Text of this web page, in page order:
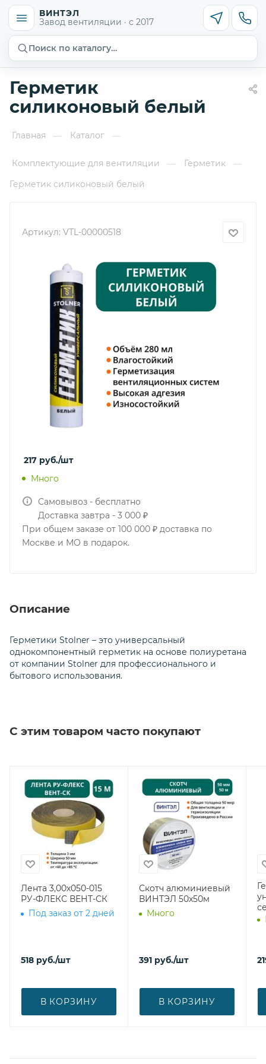
ВИНТЭЛ
Завод вентиляции · с 2017
Поиск по каталогу…
Герметик
силиконовый белый
Главная — Каталог —
Комплектующие для вентиляции — Герметик
—
Герметик силиконовый белый
Артикул: VTL-00000518
217 руб./шт
Много
Самовывоз - бесплатно
Доставка завтра - 3 000 ₽
При общем заказе от 100 000 ₽ доставка по
Москве и МО в подарок.
Описание
Герметики Stolner – это универсальный
однокомпонентный герметик на основе полиуретана
от компании Stolner для профессионального и
бытового использования.
С этим товаром часто покупают
Лента 3,00х050-015
РУ-ФЛЕКС ВЕНТ-СК
Под заказ от 2 дней
518 руб./шт
В КОРЗИНУ
Скотч алюминиевый
ВИНТЭЛ 50х50м
Много
391 руб./шт
В КОРЗИНУ